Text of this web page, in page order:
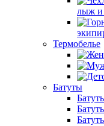
лыж и
Термобелье
Батуты